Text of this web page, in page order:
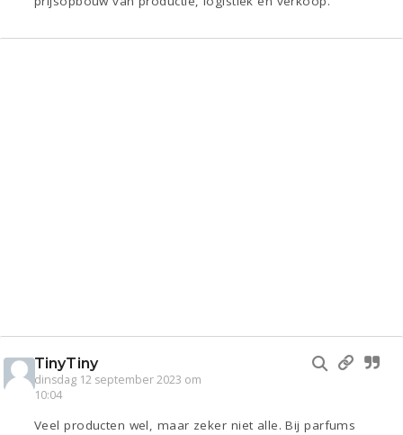
TinyTiny
dinsdag 12 september 2023 om
10:04
Veel producten wel, maar zeker niet alle. Bij parfums